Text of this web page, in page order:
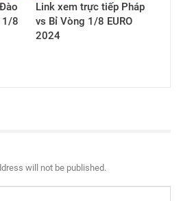
1/8
Link xem trực tiếp Pháp
vs Bỉ Vòng 1/8 EURO
2024
will not be published.